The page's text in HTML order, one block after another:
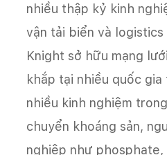
nhiều thập kỷ kinh
vận tải biển và
Knight sở hữu mạng
khắp tại nhiều quốc
nhiều kinh nghiệm
chuyển khoáng sản,
nghiệp như